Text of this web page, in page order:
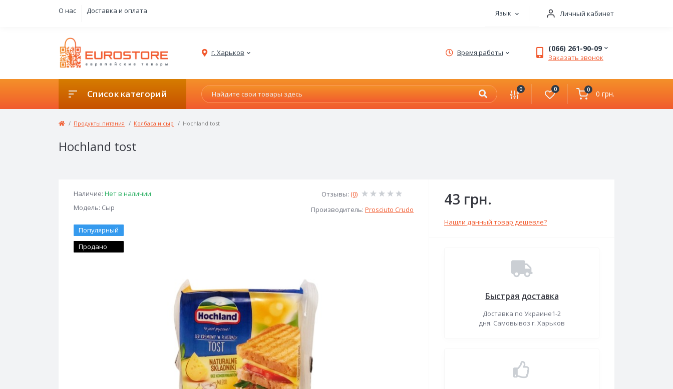
О нас Доставка и оплата Язык Личный кабинет
г. Харьков Время работы (066) 261-90-09
Заказать звонок
Список категорий 0 0 0 0 грн.
Продукты питания Колбаса и сыр Hochland tost
Hochland tost
ДАВАЙТЕ Залишити р*сійською
Наличие: Нет в наличии
Модель: Сыр
Отзывы: (0)
Производитель: Prosciuto Crudo
Популярный
Продано
43 грн.
Нашли данный товар дешевле?
Быстрая доставка
Доставка по Украине1-2
дня. Самовывоз г. Харьков